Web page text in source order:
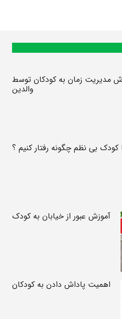
مدیریت زمان به کودکان توسط
والدین
کودک بی نظم چگونه رفتار کنیم ؟
آموزش عبور از خیابان به کودک
اهمیت پاداش دادن به کودکان